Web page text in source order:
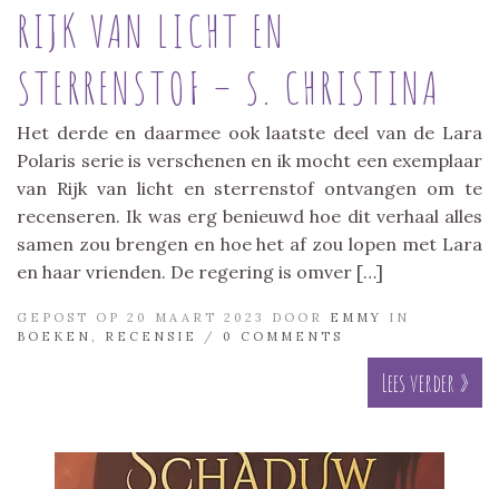
RIJK VAN LICHT EN
STERRENSTOF – S. CHRISTINA
Het derde en daarmee ook laatste deel van de Lara
Polaris serie is verschenen en ik mocht een exemplaar
van Rijk van licht en sterrenstof ontvangen om te
recenseren. Ik was erg benieuwd hoe dit verhaal alles
samen zou brengen en hoe het af zou lopen met Lara
en haar vrienden. De regering is omver […]
GEPOST OP 20 MAART 2023 DOOR EMMY
IN
BOEKEN
RECENSIE / 0 COMMENTS
Lees verder »